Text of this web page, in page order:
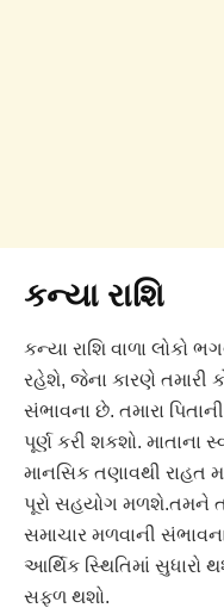
કન્યા રાશિ
કન્યા રાશિ વાળા લોકો
રહેશે, જેના કારણે તમારી
સંભાવના છે. તમારા
પૂર્ણ કરી શકશો. માતાના
માનસિક તણાવથી રાહત
પૂરો સહયોગ મળશે.તમને
સમાચાર મળવાની
આર્થિક સ્થિતિમાં
સફળ થશો.